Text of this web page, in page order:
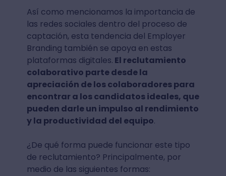
Así como mencionamos la importancia de
las redes sociales dentro del proceso de
captación, esta tendencia del Employer
Branding también se apoya en estas
plataformas digitales. El reclutamiento
colaborativo parte desde la
apreciación de los colaboradores para
encontrar a los candidatos ideales, que
pueden darle un impulso al rendimiento
y la productividad del equipo.
¿De qué forma puede funcionar este tipo
de reclutamiento? Principalmente, por
medio de las siguientes formas: